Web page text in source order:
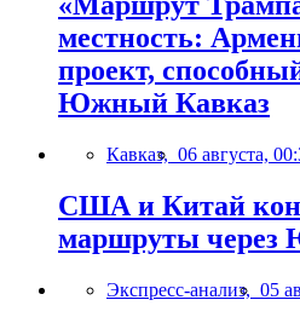
местность:
проект,
Южный Кавказ
Кавказ, 06 августа,
США и Китай
маршруты
Экспресс-анализ, 05